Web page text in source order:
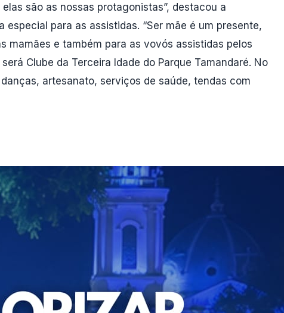
são as nossas protagonistas”, destacou a
para as assistidas. “Ser mãe é um presente,
mamães e também para as vovós assistidas pelos
Clube da Terceira Idade do Parque Tamandaré. No
artesanato, serviços de saúde, tendas com